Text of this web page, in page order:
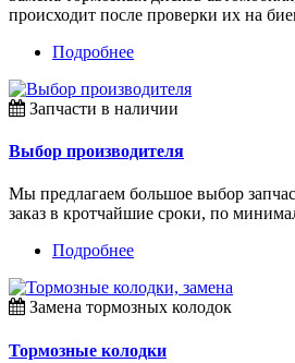
происходит после проверки их на
Подробнее
Запчасти в наличии
Выбор производителя
Мы предлагаем большое выбор
заказ в кротчайшие сроки, по
Подробнее
Замена тормозных колодок
Тормозные колодки